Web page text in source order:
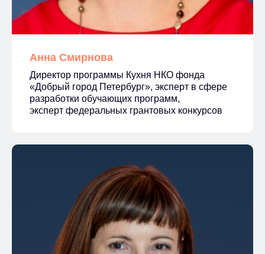
Анна Смирнова
Директор программы Кухня НКО фонда
«Добрый город Петербург», эксперт в сфере
разработки обучающих программ,
эксперт федеральных грантовых конкурсов